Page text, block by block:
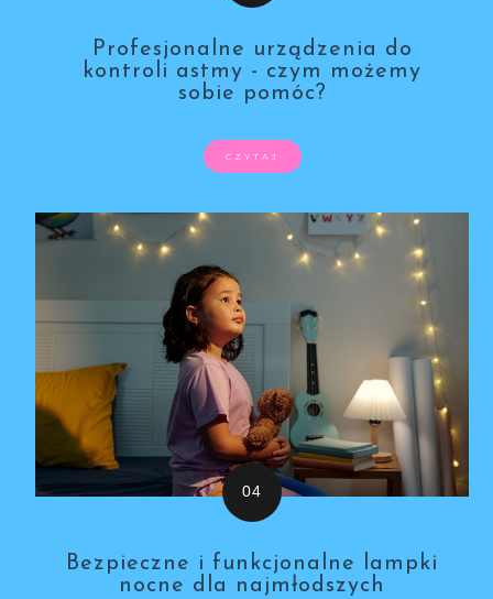
Profesjonalne urządzenia do
kontroli astmy - czym możemy
sobie pomóc?
CZYTAJ
Bezpieczne i funkcjonalne lampki
nocne dla najmłodszych